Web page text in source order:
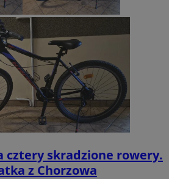
cztery skradzione rowery.
z Chorzowa